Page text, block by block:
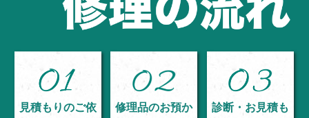
見積もりのご依
修理品のお預か
診断・お見積も